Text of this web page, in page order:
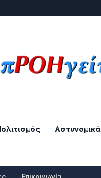
Αστυνομικά